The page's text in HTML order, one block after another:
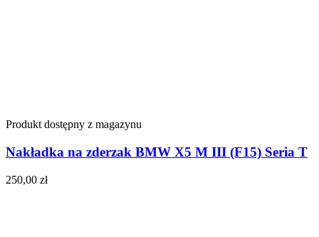
Produkt dostępny z magazynu
Nakładka na zderzak BMW X5 M III (F15) Seria T
250,00 zł